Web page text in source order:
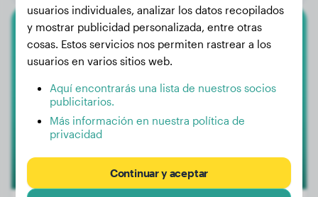
Caniche Grande
usuarios individuales, analizar los datos recopilados
y mostrar publicidad personalizada, entre otras
cosas. Estos servicios nos permiten rastrear a los
usuarios en varios sitios web.
Aquí encontrarás una lista de nuestros socios
publicitarios.
Más información en nuestra política de
privacidad
Continuar y aceptar